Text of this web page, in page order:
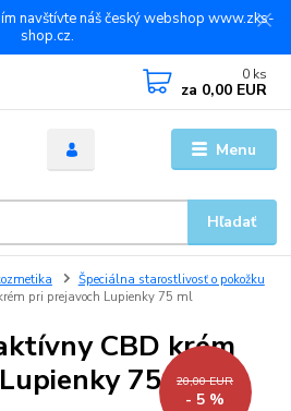
navštívte náš český webshop www.zks-
shop.cz.
Menu
Hľadať
0 ks
za 0,00 EUR
Špeciálna starostlivosť o pokožku
pri prejavoch Lupienky 75 ml
CBD krém
75 ml20,00 EUR
- 5 %